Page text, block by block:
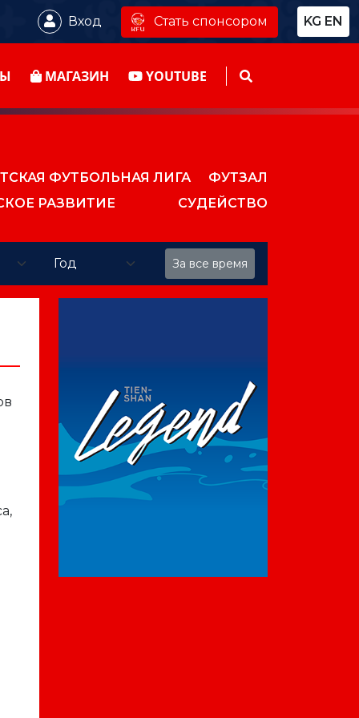
Вход Стать спонсором KG EN
МАГАЗИН YOUTUBE
ФУТБОЛЬНАЯ ЛИГА
ФУТЗАЛ
РАЗВИТИЕ
СУДЕЙСТВО
За все время